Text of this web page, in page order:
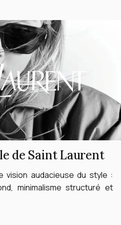
de Saint Laurent
vision audacieuse du style :
minimalisme structuré et